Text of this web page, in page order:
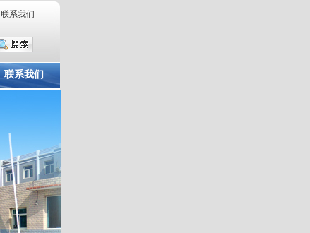
联系我们
联系我们